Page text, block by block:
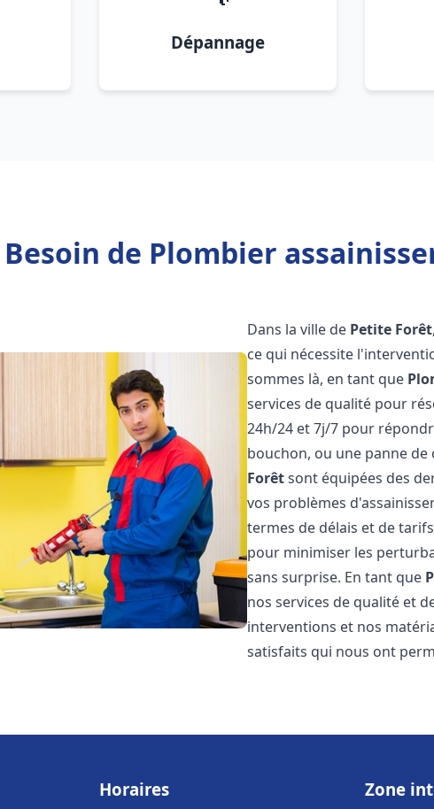
Dépannage
Besoin de Plombier
Dans la ville de Petite Forêt
ce qui nécessite
sommes là, en tant que
services de qualité pour
24h/24 et 7j/7 pour
bouchon, ou une panne de
Forêtsont équipées des
vos problèmes
termes de délais et de
pour minimiser les
sans surprise. En tant que
nos services de qualité et
interventions et nos
satisfaits qui nous ont
Horaires Zone